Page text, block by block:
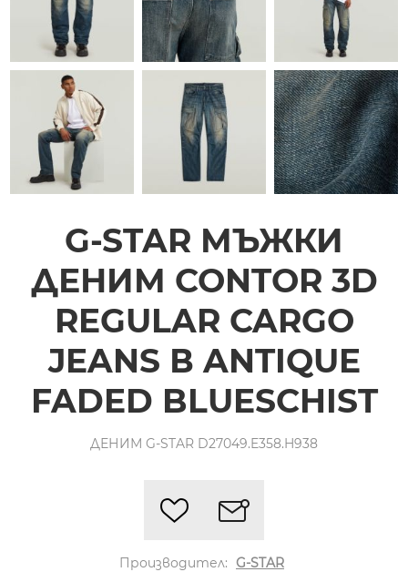
G-STAR МЪЖКИ
ДЕНИМ CONTOR 3D
REGULAR CARGO
JEANS В ANTIQUE
FADED BLUESCHIST
ДЕНИМ G-STAR D27049.E358.H938
Производител: G-STAR